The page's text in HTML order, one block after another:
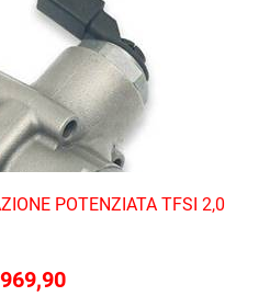
POTENZIATA TFSI 2,0